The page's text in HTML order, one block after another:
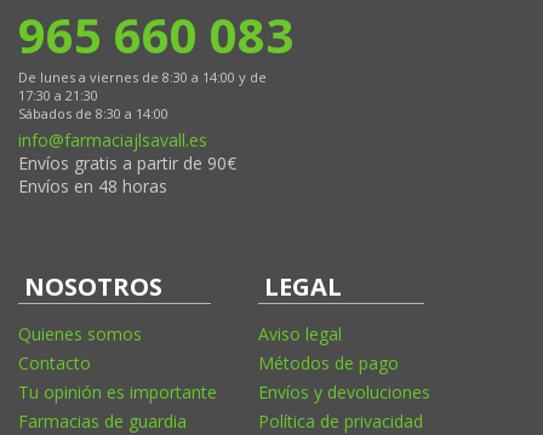
965 660 083
De lunes a viernes de 8:30 a 14:00 y de
17:30 a 21:30
Sábados de 8:30 a 14:00
info@farmaciajlsavall.es
Envíos gratis a partir de 90€
Envíos en 48 horas
NOSOTROS
Quienes somos
Contacto
Tu opinión es importante
Farmacias de guardia
LEGAL
Aviso legal
Métodos de pago
Envíos y devoluciones
Política de privacidad